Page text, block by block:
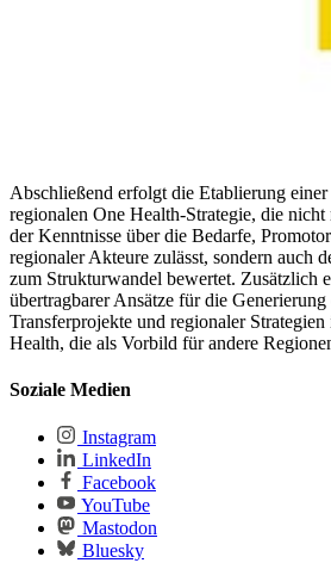
Abschließend erfolgt die Etablierung
regionalen One Health-Strategie, die nicht
der Kenntnisse über die Bedarfe,
regionaler Akteure zulässt, sondern auch
zum Strukturwandel bewertet. Zusätzlich
übertragbarer Ansätze für die
Transferprojekte und regionaler
Health, die als Vorbild für andere
Soziale Medien
Instagram
LinkedIn
Facebook
YouTube
Mastodon
Bluesky